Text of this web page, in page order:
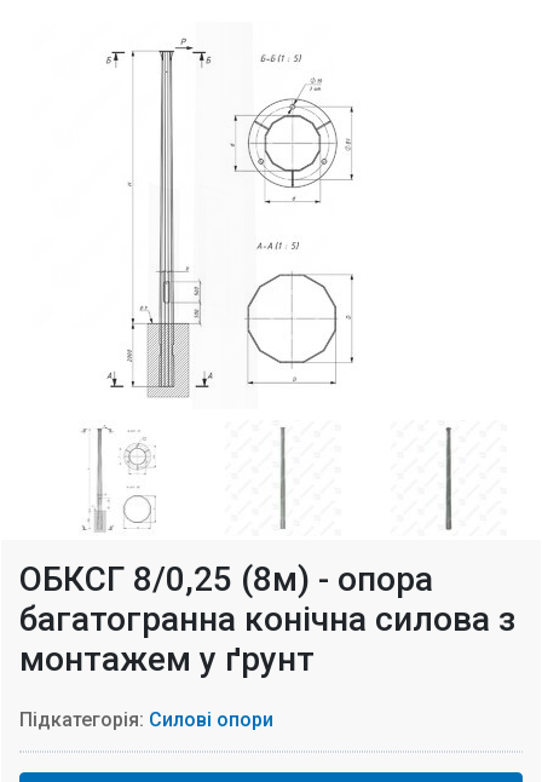
ОБКСГ 8/0,25 (8м) - опора
багатогранна конічна силова з
монтажем у ґрунт
Підкатегорія: Силові опори